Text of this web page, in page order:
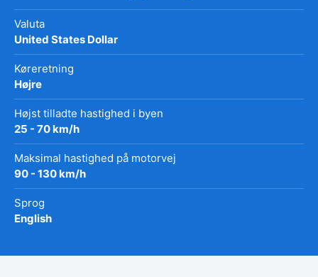
Valuta
United States Dollar
Køreretning
Højre
Højst tilladte hastighed i byen
25 - 70 km/h
Maksimal hastighed på motorvej
90 - 130 km/h
Sprog
English